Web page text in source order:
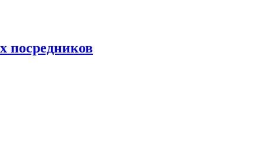
посредников